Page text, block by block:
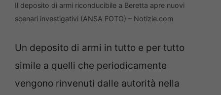
Il deposito di armi riconducibile a Beretta apre nuovi
scenari investigativi (ANSA FOTO) – Notizie.com
Un deposito di armi in tutto e per tutto
simile a quelli che periodicamente
vengono rinvenuti dalle autorità nella